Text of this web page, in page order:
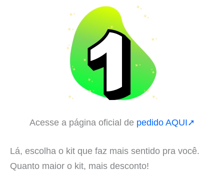
Acesse a página oficial de pedido AQUI➚
Lá, escolha o kit que faz mais sentido pra você.
Quanto maior o kit, mais desconto!